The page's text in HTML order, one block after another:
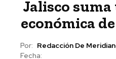
Jalisco
económica
Por: Redacción De
Fecha: